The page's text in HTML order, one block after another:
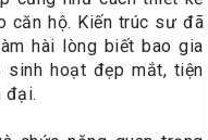
căn hộ. Kiến trúc sư đã
hài lòng biết bao gia
hoạt đẹp mắt, tiện
đại.